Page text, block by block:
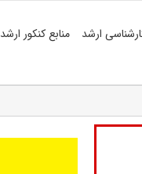
ارشد منابع کنکور ارشد